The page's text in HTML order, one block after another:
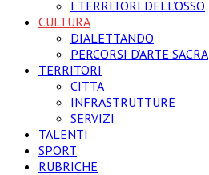
I TERRITORI DELL’OSSO
CULTURA
DIALETTANDO
PERCORSI D’ARTE SACRA
TERRITORI
CITTA
INFRASTRUTTURE
SERVIZI
TALENTI
SPORT
RUBRICHE